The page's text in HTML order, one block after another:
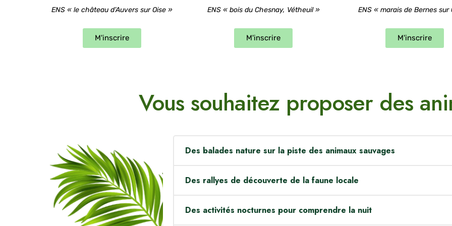
ENS « le château d’Auvers sur Oise »
M'inscrire
ENS « bois du Chesnay, Vétheuil »
M'inscrire
ENS « marais de Bernes sur
M'inscrire
Vous souhaitez proposer des
Des balades nature sur la piste des animaux sauvages
Des rallyes de découverte de la faune locale
Des activités nocturnes pour comprendre la nuit